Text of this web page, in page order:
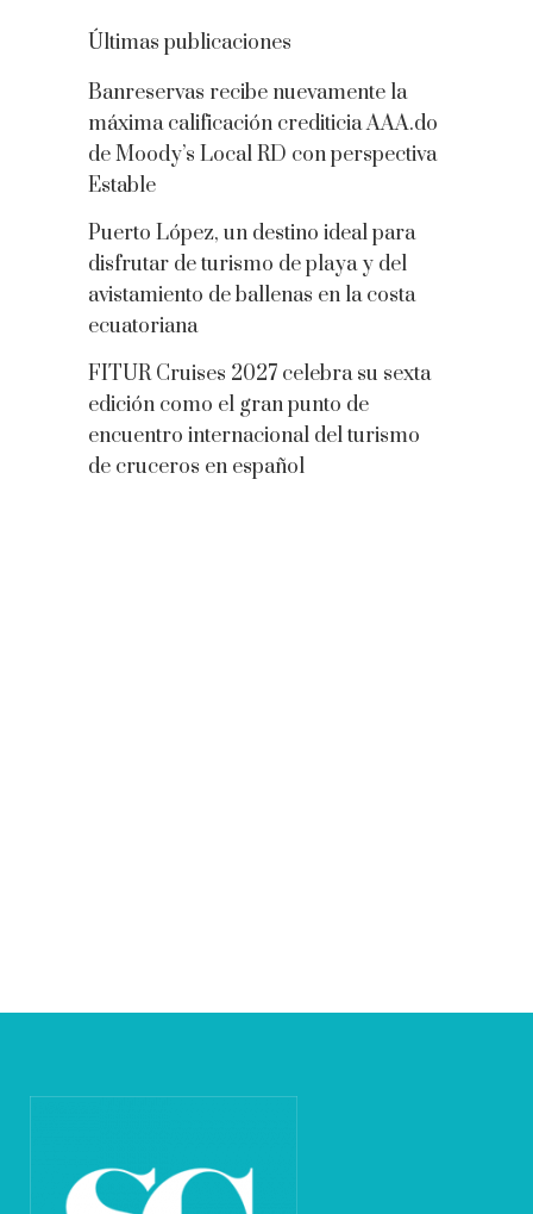
Últimas publicaciones
Banreservas recibe nuevamente la
máxima calificación crediticia AAA.do
de Moody’s Local RD con perspectiva
Estable
Puerto López, un destino ideal para
disfrutar de turismo de playa y del
avistamiento de ballenas en la costa
ecuatoriana
FITUR Cruises 2027 celebra su sexta
edición como el gran punto de
encuentro internacional del turismo
de cruceros en español